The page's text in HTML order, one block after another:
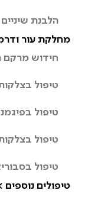
הלבנת שיניים
מחלקת עור
חידוש מרקם
טיפול
טיפול
טיפול
טיפול
טיפולים נוספים